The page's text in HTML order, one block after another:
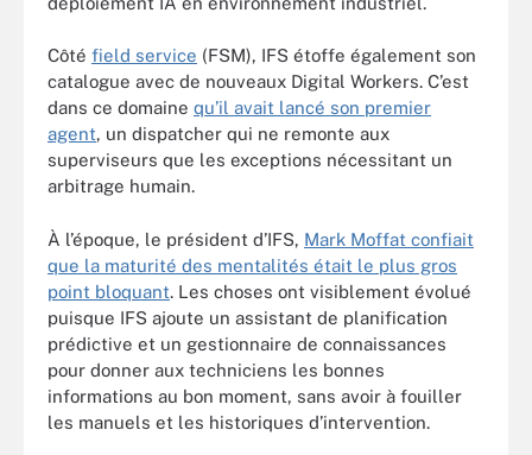
Côté field service (FSM), IFS étoffe également son
catalogue avec de nouveaux Digital Workers. C’est
dans ce domaine qu’il avait lancé son premier
agent, un dispatcher qui ne remonte aux
superviseurs que les exceptions nécessitant un
arbitrage humain.
À l’époque, le président d’IFS, Mark Moffat confiait
que la maturité des mentalités était le plus gros
point bloquant. Les choses ont visiblement évolué
puisque IFS ajoute un assistant de planification
prédictive et un gestionnaire de connaissances
pour donner aux techniciens les bonnes
informations au bon moment, sans avoir à fouiller
les manuels et les historiques d’intervention.